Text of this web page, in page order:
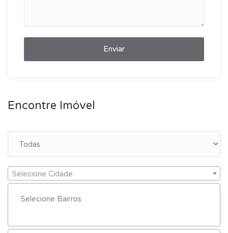
Enviar
Encontre Imóvel
Selecione Cidade